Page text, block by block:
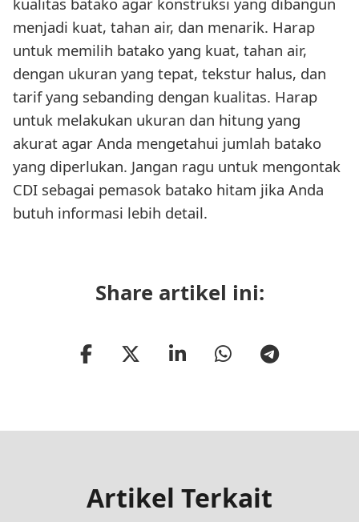
menjadi kuat, tahan air, dan menarik. Harap
untuk memilih batako yang kuat, tahan air,
dengan ukuran yang tepat, tekstur halus, dan
tarif yang sebanding dengan kualitas. Harap
untuk melakukan ukuran dan hitung yang
akurat agar Anda mengetahui jumlah batako
yang diperlukan. Jangan ragu untuk mengontak
CDI sebagai pemasok batako hitam jika Anda
butuh informasi lebih detail.
Share artikel ini:
Artikel Terkait